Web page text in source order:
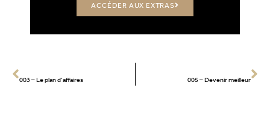
ACCÉDER AUX EXTRAS
003 – Le plan d’affaires
005 – Devenir meilleur